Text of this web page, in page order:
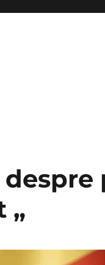
„